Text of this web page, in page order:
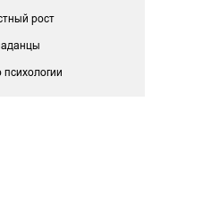
рост
психологии